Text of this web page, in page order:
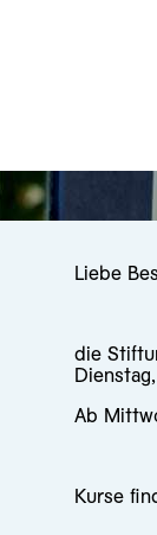
Liebe
die
Ab
Kurse